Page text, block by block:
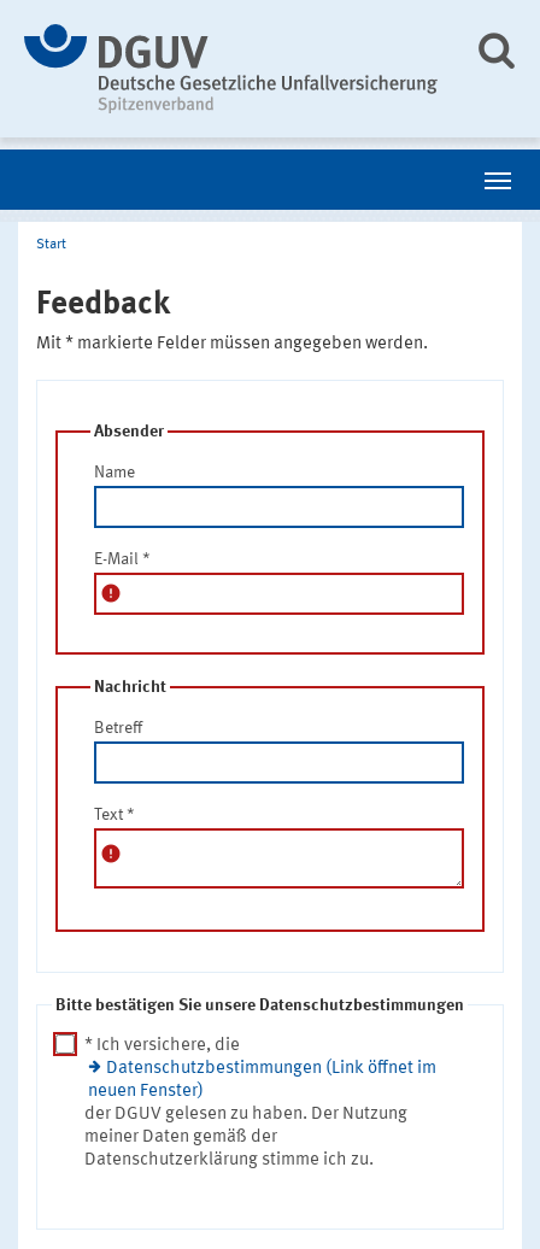
Start
Feedback
Mit * markierte Felder müssen angegeben werden.
Absender
Name
E-Mail *
error
Nachricht
Betreff
Text *
error
Bitte bestätigen Sie unsere Datenschutzbestimmungen
* Ich versichere, die
Datenschutzbestimmungen (Link öffnet im
neuen Fenster)
der DGUV gelesen zu haben. Der Nutzung
meiner Daten gemäß der
Datenschutzerklärung stimme ich zu.